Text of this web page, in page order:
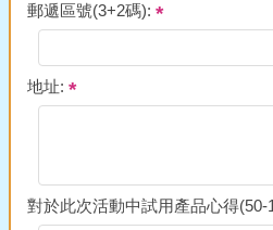
郵遞區號(3+2碼):
地址:
對於此次活動中試用產品心得(50-